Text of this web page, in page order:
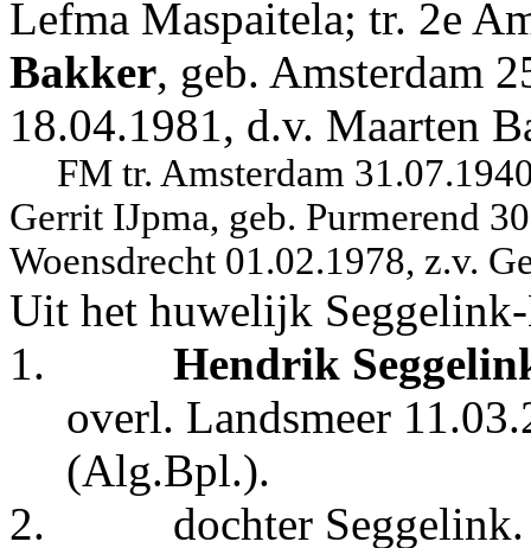
Lefma Maspaitela; tr. 2e
Bakker, geb. Amsterdam
18.04.1981, d.v. Maarten
FM tr. Amsterdam
Gerrit IJpma, geb. Purmerend
Woensdrecht 01.02.1978, z.v.
Uit het huwelijk
1.
Hendrik
overl. Landsmeer
(Alg.Bpl.).
2.
dochter Seggelink.